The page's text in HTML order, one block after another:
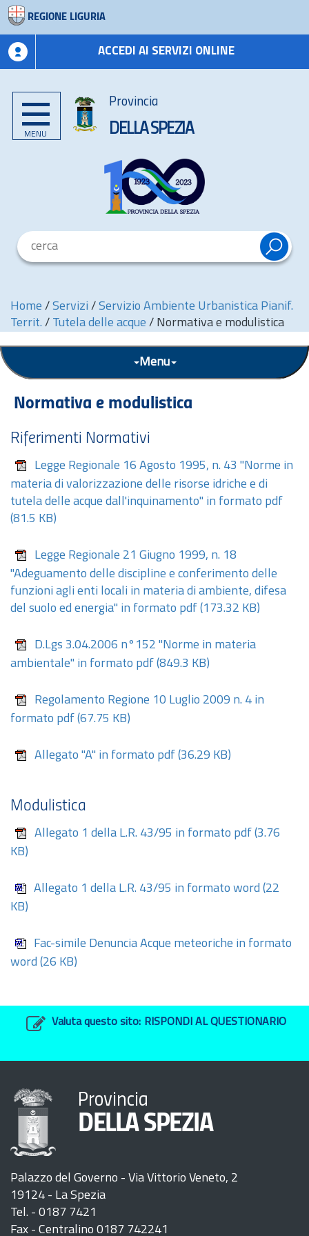
REGIONE LIGURIA
ACCEDI AI SERVIZI ONLINE
MENU
Provincia
DELLA SPEZIA
Home / Servizi / Servizio Ambiente Urbanistica Pianif.
Territ. / Tutela delle acque / Normativa e modulistica
Menu
Normativa e modulistica
Riferimenti Normativi
Legge Regionale 16 Agosto 1995, n. 43 "Norme in
materia di valorizzazione delle risorse idriche e di
tutela delle acque dall'inquinamento" in formato pdf
(81.5 KB)
Legge Regionale 21 Giugno 1999, n. 18
"Adeguamento delle discipline e conferimento delle
funzioni agli enti locali in materia di ambiente, difesa
del suolo ed energia" in formato pdf (173.32 KB)
D.Lgs 3.04.2006 n°152 "Norme in materia
ambientale" in formato pdf (849.3 KB)
Regolamento Regione 10 Luglio 2009 n. 4 in
formato pdf (67.75 KB)
Allegato "A" in formato pdf (36.29 KB)
Modulistica
Allegato 1 della L.R. 43/95 in formato pdf (3.76
KB)
Allegato 1 della L.R. 43/95 in formato word (22
KB)
Fac-simile Denuncia Acque meteoriche in formato
word (26 KB)
Valuta questo sito: RISPONDI AL QUESTIONARIO
Provincia
DELLA SPEZIA
Palazzo del Governo - Via Vittorio Veneto, 2
19124 - La Spezia
Tel. - 0187 7421
Fax - Centralino 0187 742241